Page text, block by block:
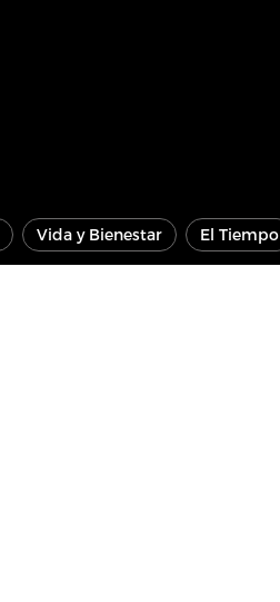
Vida y Bienestar El Tiempo